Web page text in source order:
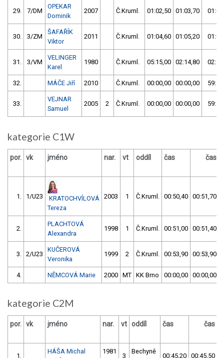
29. 7/DM
OPEKAR
Dominik
2007 Č.Kruml. 01:02,50 01:03,70
30. 3/ZM
ŠAFAŘÍK
Viktor
2011 Č.Kruml. 01:04,60 01:05,20
31. 3/VM
VELINGER
Karel
1980 Č.Kruml. 05:15,00 02:14,80
32. MÁČE Jiří 2010 Č.Kruml. 00:00,00 00:00,00
33.
VEJNAR
Samuel
2005 2 Č.Kruml. 00:00,00 00:00,00
kategorie C1W
por. vk jméno nar. vt oddíl čas čas
1. 1/U23
KRATOCHVÍLOVÁ
Tereza
2003 1 Č.Kruml. 00:50,40 00:51,70
2.
PLACHTOVÁ
Alexandra
1998 1 Č.Kruml. 00:51,00 00:51,40
3. 2/U23
KUČEROVÁ
Veronika
1999 2 Č.Kruml. 00:53,90 00:53,90
4. NĚMCOVÁ Marie 2000 MT KK Brno 00:00,00 00:00,00
kategorie C2M
por. vk jméno nar. vt oddíl čas čas
1.
HÁŠA Michal
1981
3
Bechyně
00:45,20 00:45,50